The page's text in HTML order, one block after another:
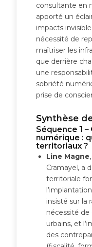
consultante en
apporté un
impacts
nécessité de
maîtriser les
que derrière
une
sobriété
prise de
Synthèse
Séquence 1
numérique :
territoriaux ?
Line Magne
Cramayel, a
territoriale
insisté sur la
nécessité de
urbains, et
des